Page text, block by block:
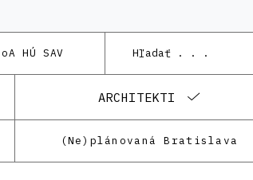
oA HÚ SAV
ARCHITEKTI
(Ne)plánovaná Bratislava